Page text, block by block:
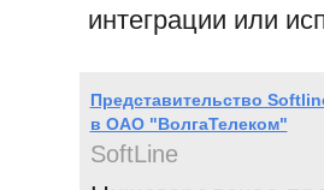
интеграции или
Представительство
в ОАО "ВолгаТелеком"
SoftLine